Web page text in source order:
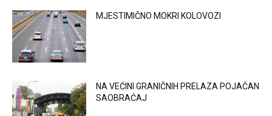
MJESTIMIČNO MOKRI KOLOVOZI
NA VEĆINI GRANIČNIH PRELAZA POJAČAN
SAOBRAĆAJ